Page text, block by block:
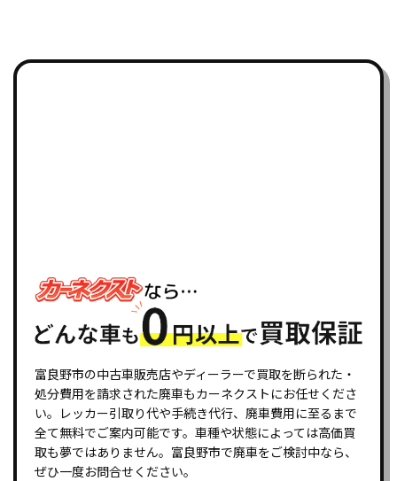
富良野市の中古車販売店やディーラーで買取を断られた・
処分費用を請求された廃車もカーネクストにお任せくださ
い。レッカー引取り代や手続き代行、廃車費用に至るまで
全て無料でご案内可能です。車種や状態によっては高価買
取も夢ではありません。富良野市で廃車をご検討中なら、
ぜひ一度お問合せください。